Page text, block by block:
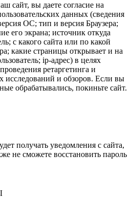
сайт, вы даете согласие на
данных (сведения
ОС; тип и версия Браузера;
его экрана; источник откуда
с какого сайта или по какой
какие страницы открывает и на
ip-адрес) в целях
ретаргетинга и
исследований и обзоров. Если вы
обрабатывались, покиньте сайт.
получать уведомления с сайта,
не сможете восстановить пароль